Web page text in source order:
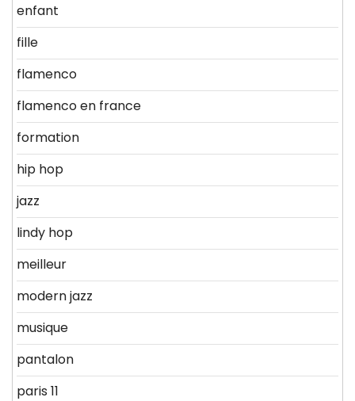
enfant
fille
flamenco
flamenco en france
formation
hip hop
jazz
lindy hop
meilleur
modern jazz
musique
pantalon
paris 11